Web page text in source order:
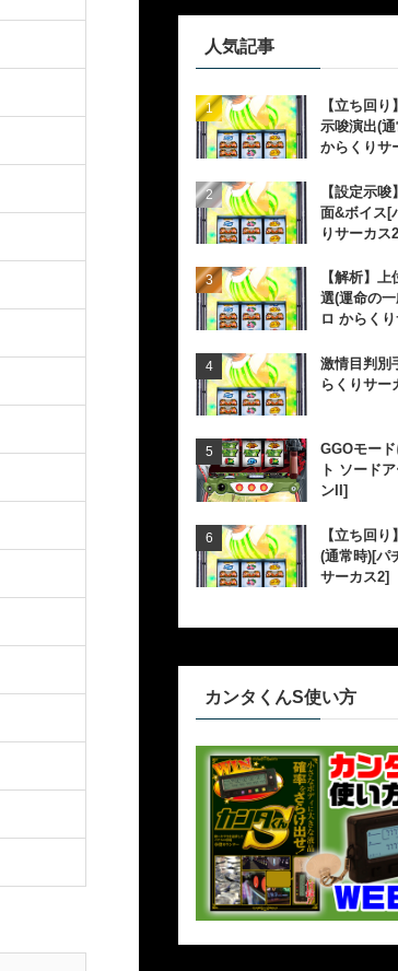
人気記事
【立ち回
示唆演出(
からくりサ
【設定示
面&ボイス[
りサーカス
【解析】
選(運命の
ロ からく
激情目判別
らくりサー
GGOモー
ト ソード
ンII]
【立ち回
(通常時)[パ
サーカス2]
カンタくんS使い方